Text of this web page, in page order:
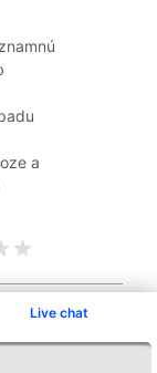
Live chat
a